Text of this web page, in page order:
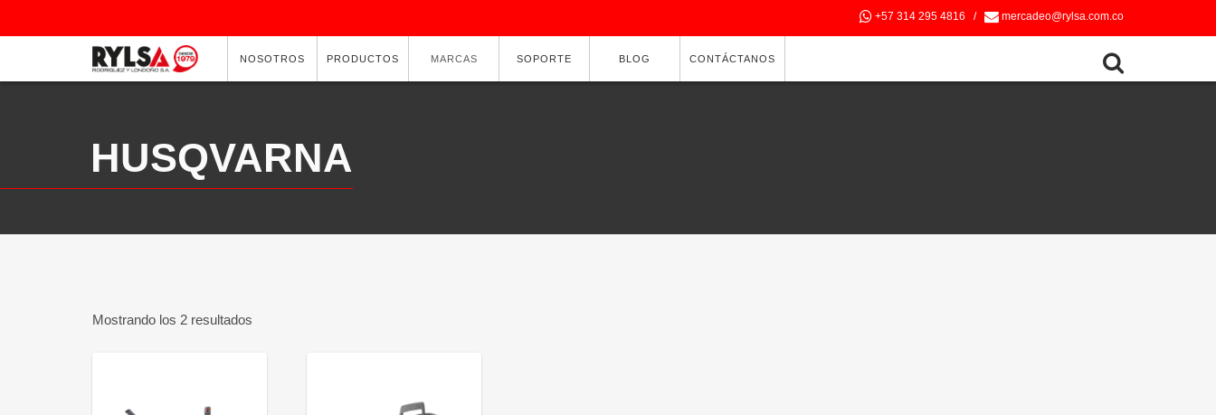
+57 314 295 4816 / mercadeo@rylsa.com.co
NOSOTROS PRODUCTOS MARCAS SOPORTE BLOG CONTÁCTANOS
HUSQVARNA
Mostrando los 2 resultados